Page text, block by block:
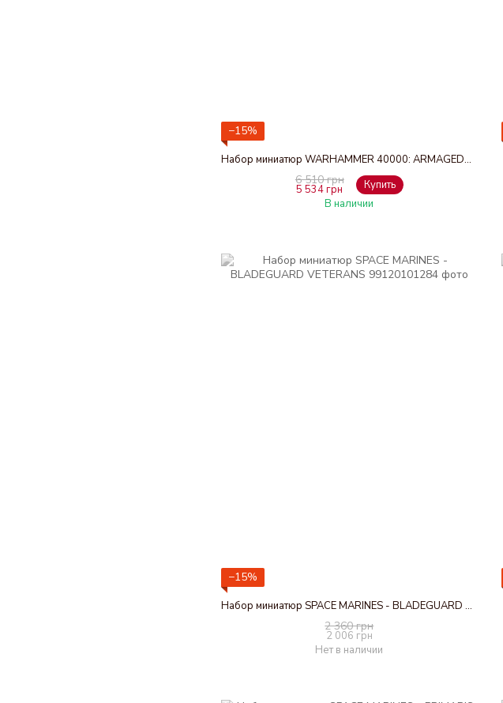
−15%
Набор миниатюр WARHAMMER 40000: ARMAGEDDON BATTALION - DEATHWATCH
6 510 грн
5 534 грн
Купить
В наличии
−15%
Набор миниатюр SPACE MARINES - BLADEGUARD VETERANS
2 360 грн
2 006 грн
Нет в наличии